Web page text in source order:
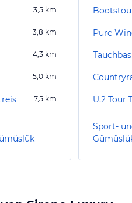
3,5 km
3,8 km
4,3 km
5,0 km
7,5 km
Pure
Sport-